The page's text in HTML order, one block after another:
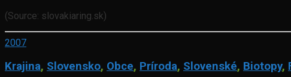
(Source: slovakiaring.sk)
2007
Krajina, Slovensko, Obce, Príroda, Slovenské, Biotopy,